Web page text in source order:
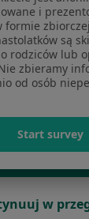
Otwórz
w
w nowej
się w
otwiera
,Italia,
się w nowej
otwiera się
,Chile,
Colombia
kartą
(UE)
© 2026 -
i
formie
są
rodziców lub
zbieramy
od osób
Start survey